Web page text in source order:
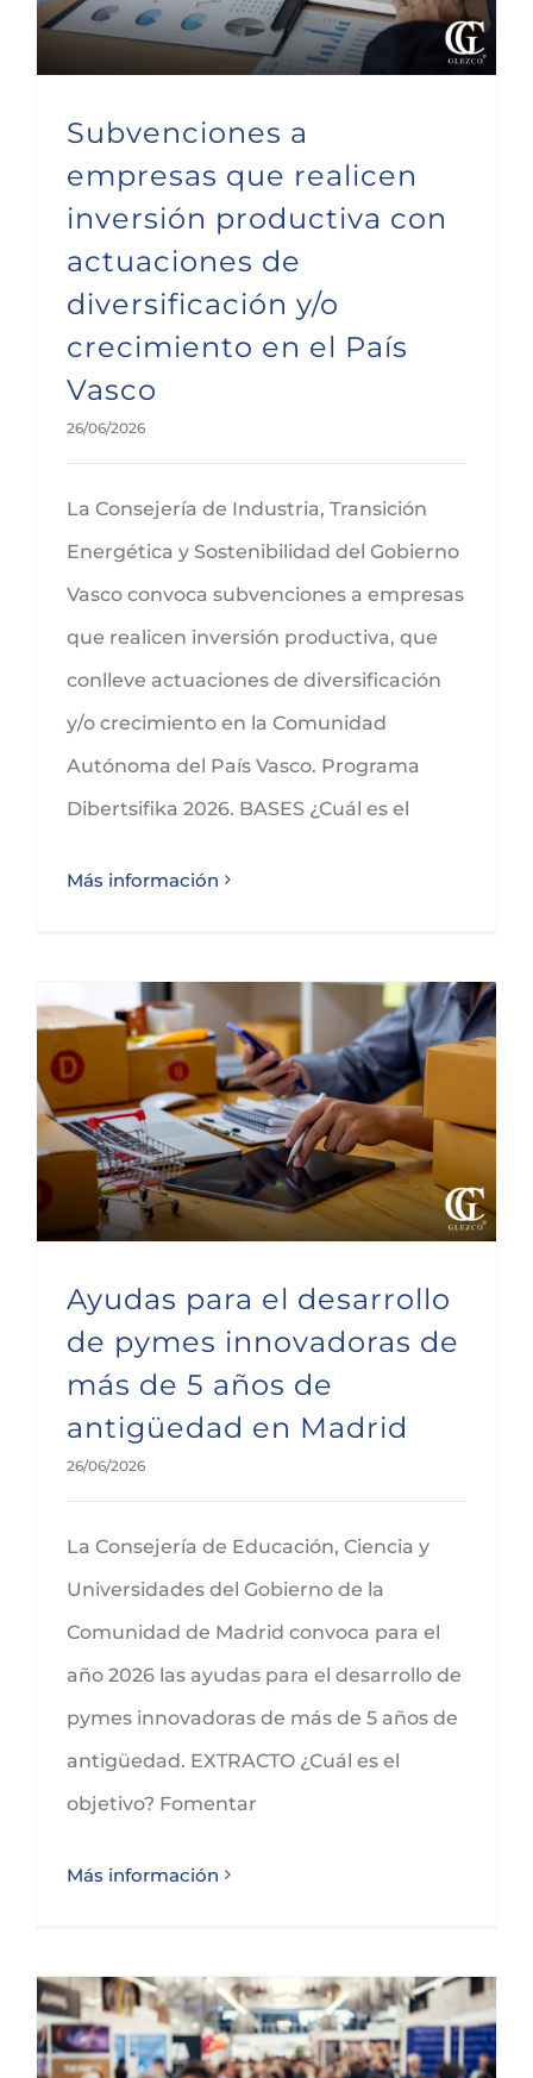
Subvenciones a
empresas que realicen
inversión productiva con
actuaciones de
diversificación y/o
crecimiento en el País
Vasco
26/06/2026
La Consejería de Industria, Transición
Energética y Sostenibilidad del Gobierno
Vasco convoca subvenciones a empresas
que realicen inversión productiva, que
conlleve actuaciones de diversificación
y/o crecimiento en la Comunidad
Autónoma del País Vasco. Programa
Dibertsifika 2026. BASES ¿Cuál es el
Más información
Ayudas para el desarrollo
de pymes innovadoras de
más de 5 años de
antigüedad en Madrid
26/06/2026
La Consejería de Educación, Ciencia y
Universidades del Gobierno de la
Comunidad de Madrid convoca para el
año 2026 las ayudas para el desarrollo de
pymes innovadoras de más de 5 años de
antigüedad. EXTRACTO ¿Cuál es el
objetivo? Fomentar
Más información